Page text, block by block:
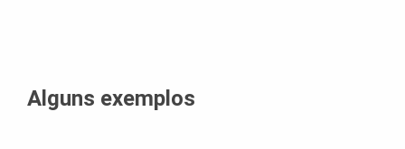
Alguns exemplos